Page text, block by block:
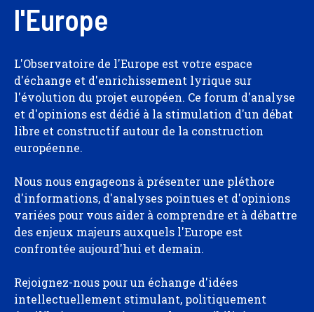
l'Europe
L'Observatoire de l'Europe est votre espace
d'échange et d'enrichissement lyrique sur
l'évolution du projet européen. Ce forum d'analyse
et d'opinions est dédié à la stimulation d'un débat
libre et constructif autour de la construction
européenne.
Nous nous engageons à présenter une pléthore
d'informations, d'analyses pointues et d'opinions
variées pour vous aider à comprendre et à débattre
des enjeux majeurs auxquels l'Europe est
confrontée aujourd'hui et demain.
Rejoignez-nous pour un échange d'idées
intellectuellement stimulant, politiquement